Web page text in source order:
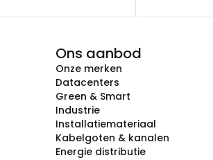
Ons aanbod
Onze merken
Datacenters
Green & Smart
Industrie
Installatiemateriaal
Kabelgoten & kanalen
Energie distributie